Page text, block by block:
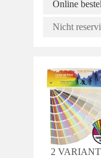
Online
Nicht
2